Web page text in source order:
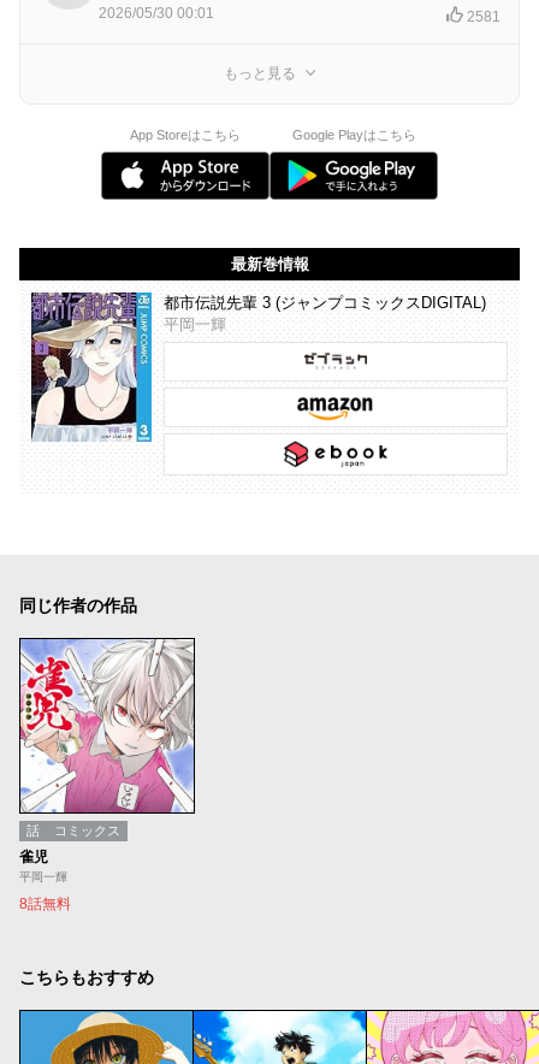
2026/05/30 00:01 2581
もっと見る
App Storeはこちら Google Playはこちら
最新巻情報
都市伝説先輩 3 (ジャンプコミックスDIGITAL)
平岡一輝
同じ作者の作品
話 コミックス
雀児
平岡一輝
8話無料
こちらもおすすめ